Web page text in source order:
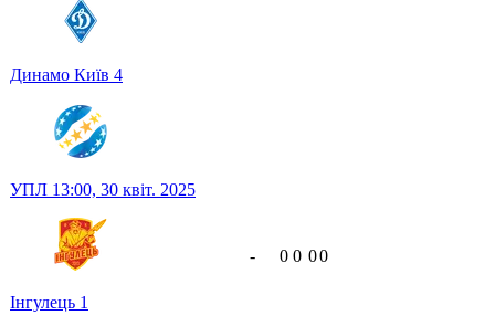
Динамо Київ 4
УПЛ 13:00, 30 квіт. 2025
Інгулець 1
- 0 0 00